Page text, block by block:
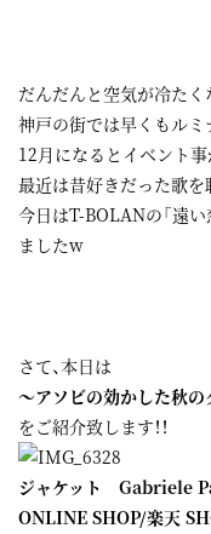
だんだんと空気が冷たく
神戸の街では早くもルミ
12月になるとイベント事
最近は昔好きだった歌を
今日はT-BOLANの「遠
ましたw
さて、本日は
～アソビの効かした秋
をご紹介致します！！
ジャケット Gabriele
ONLINE SHOP/楽天